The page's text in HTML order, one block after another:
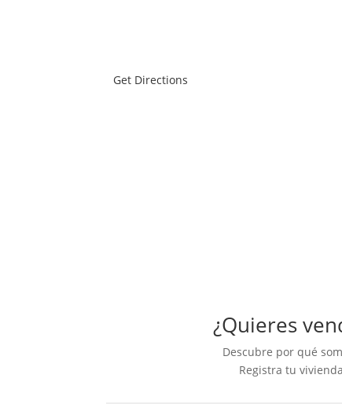
Get Directions
¿Quieres
Descubre por qué
Registra tu